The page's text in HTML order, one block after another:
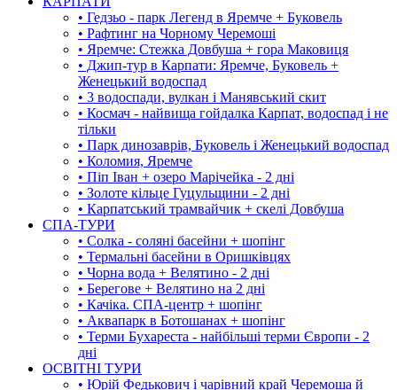
• Гедзьо - парк Легенд в Яремче + Буковель
• Рафтинг на Чорному Черемоші
• Яремче: Стежка Довбуша + гора Маковиця
• Джип-тур в Карпати: Яремче, Буковель +
Женецький водоспад
• 3 водоспади, вулкан і Манявський скит
• Космач - найвища гойдалка Карпат, водоспад і не
тільки
• Парк динозаврів, Буковель і Женецький водоспад
• Коломия, Яремче
• Піп Іван + озеро Марічейка - 2 дні
• Золоте кільце Гуцульщини - 2 дні
• Карпатський трамвайчик + скелі Довбуша
СПА-ТУРИ
• Солка - соляні басейни + шопінг
• Термальні басейни в Оришківцях
• Чорна вода + Велятино - 2 дні
• Берегове + Велятино на 2 дні
• Качіка. СПА-центр + шопінг
• Аквапарк в Ботошанах + шопінг
• Терми Бухареста - найбільші терми Європи - 2
дні
ОСВІТНІ ТУРИ
• Юрій Федькович і чарівний край Черемоша й